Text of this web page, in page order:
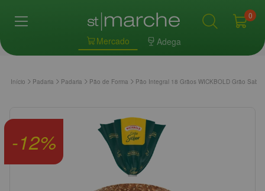
Mercado Adega
0
Início Padaria Padaria Pão de Forma Pão Integral 18 Grãos WICKBOLD Grão
-12%